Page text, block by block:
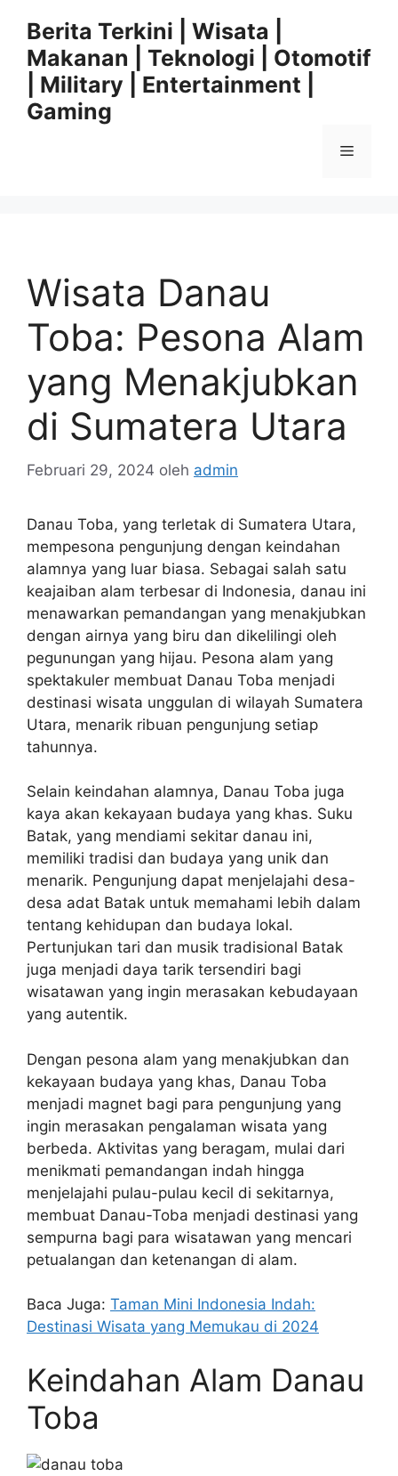
Berita Terkini | Wisata |
Makanan | Teknologi | Otomotif
| Military | Entertainment |
Gaming
Menu
Wisata Danau
Toba: Pesona Alam
yang Menakjubkan
di Sumatera Utara
Februari 29, 2024 oleh admin
Danau Toba, yang terletak di Sumatera Utara,
mempesona pengunjung dengan keindahan
alamnya yang luar biasa. Sebagai salah satu
keajaiban alam terbesar di Indonesia, danau ini
menawarkan pemandangan yang menakjubkan
dengan airnya yang biru dan dikelilingi oleh
pegunungan yang hijau. Pesona alam yang
spektakuler membuat Danau Toba menjadi
destinasi wisata unggulan di wilayah Sumatera
Utara, menarik ribuan pengunjung setiap
tahunnya.
Selain keindahan alamnya, Danau Toba juga
kaya akan kekayaan budaya yang khas. Suku
Batak, yang mendiami sekitar danau ini,
memiliki tradisi dan budaya yang unik dan
menarik. Pengunjung dapat menjelajahi desa-
desa adat Batak untuk memahami lebih dalam
tentang kehidupan dan budaya lokal.
Pertunjukan tari dan musik tradisional Batak
juga menjadi daya tarik tersendiri bagi
wisatawan yang ingin merasakan kebudayaan
yang autentik.
Dengan pesona alam yang menakjubkan dan
kekayaan budaya yang khas, Danau Toba
menjadi magnet bagi para pengunjung yang
ingin merasakan pengalaman wisata yang
berbeda. Aktivitas yang beragam, mulai dari
menikmati pemandangan indah hingga
menjelajahi pulau-pulau kecil di sekitarnya,
membuat Danau-Toba menjadi destinasi yang
sempurna bagi para wisatawan yang mencari
petualangan dan ketenangan di alam.
Baca Juga: Taman Mini Indonesia Indah:
Destinasi Wisata yang Memukau di 2024
Keindahan Alam Danau
Toba